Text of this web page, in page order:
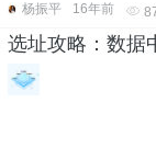
杨振平
16年前
选址攻略：数据